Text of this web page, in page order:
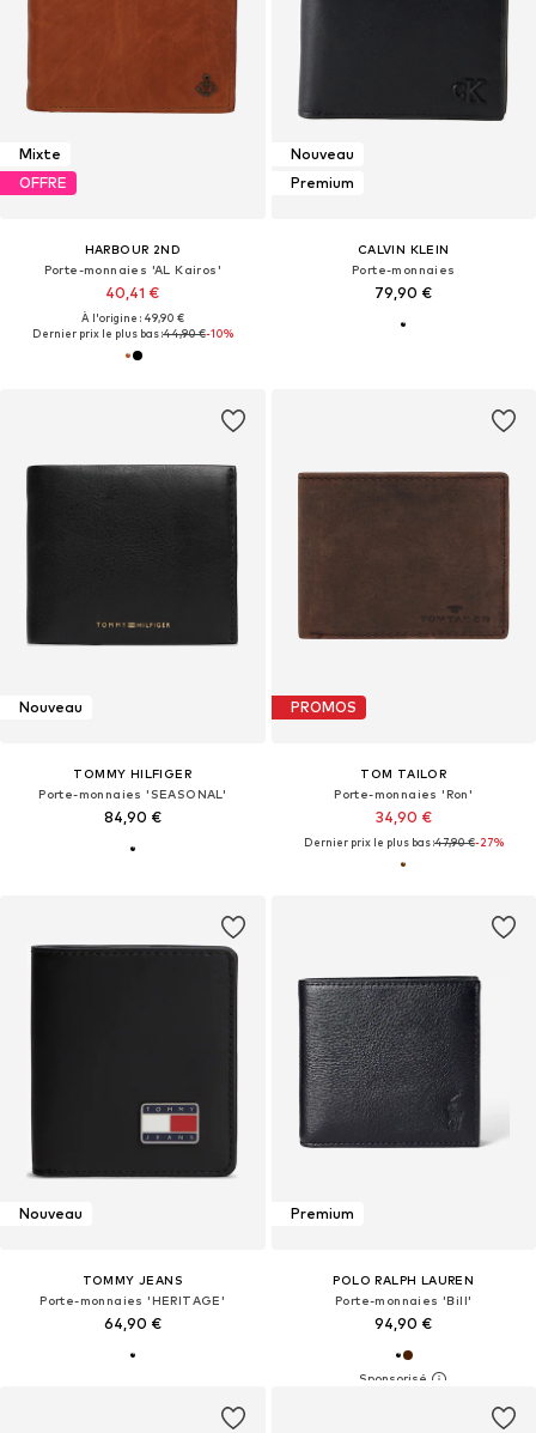
Mixte
OFFRE
HARBOUR 2ND
Porte-monnaies 'AL Kairos'
40,41 €
À l'origine : 49,90 €
Dernier prix le plus bas :44,90 €-10%
Nouveau
Premium
CALVIN KLEIN
Porte-monnaies
79,90 €
Nouveau
TOMMY HILFIGER
Porte-monnaies 'SEASONAL'
84,90 €
PROMOS
TOM TAILOR
Porte-monnaies 'Ron'
34,90 €
Dernier prix le plus bas :47,90 €-27%
Nouveau
TOMMY JEANS
Porte-monnaies 'HERITAGE'
64,90 €
Premium
POLO RALPH LAUREN
Porte-monnaies 'Bill'
94,90 €